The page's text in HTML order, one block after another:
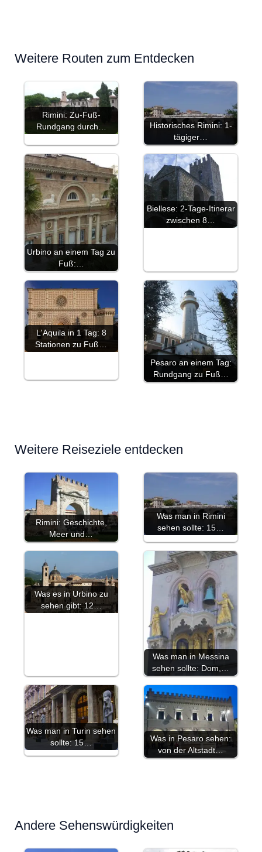
Weitere Routen zum Entdecken
Rimini: Zu-Fuß-
Rundgang durch…
Historisches Rimini: 1-
tägiger…
Urbino an einem Tag zu
Fuß:…
Biellese: 2-Tage-Itinerar
zwischen 8…
L'Aquila in 1 Tag: 8
Stationen zu Fuß…
Pesaro an einem Tag:
Rundgang zu Fuß…
Weitere Reiseziele entdecken
Rimini: Geschichte,
Meer und…
Was man in Rimini
sehen sollte: 15…
Was es in Urbino zu
sehen gibt: 12…
Was man in Messina
sehen sollte: Dom,…
Was man in Turin sehen
sollte: 15…
Was in Pesaro sehen:
von der Altstadt…
Andere Sehenswürdigkeiten